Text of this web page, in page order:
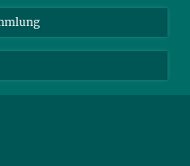
klimatischen Gefüge unserer